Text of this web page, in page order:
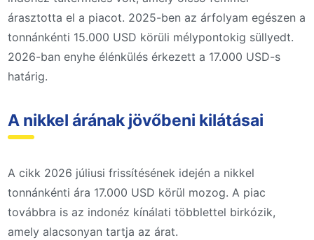
árasztotta el a piacot. 2025-ben az árfolyam egészen a
tonnánkénti 15.000 USD körüli mélypontokig süllyedt.
2026-ban enyhe élénkülés érkezett a 17.000 USD-s
határig.
A nikkel árának jövőbeni kilátásai
A cikk 2026 júliusi frissítésének idején a nikkel
tonnánkénti ára 17.000 USD körül mozog. A piac
továbbra is az indonéz kínálati többlettel birkózik,
amely alacsonyan tartja az árat.